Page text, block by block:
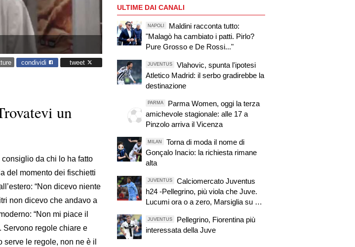
condividi
tweet
un
consiglio da chi lo ha fatto
del momento dei fischietti
“Non dicevo niente
non dicevo che andavo a
“Non mi piace il
Servono regole chiare e
le regole, non ne è il
ULTIME DAI CANALI
NAPOLI
Maldini racconta tutto:
"Malagò ha cambiato i patti. Pirlo?
Pure Grosso e De Rossi..."
JUVENTUS
Vlahovic, spunta l'ipotesi
Atletico Madrid: il serbo gradirebbe la
destinazione
PARMA
Parma Women, oggi la terza
amichevole stagionale: alle 17 a
Pinzolo arriva il Vicenza
MILAN
Torna di moda il nome di
Gonçalo Inacio: la richiesta rimane
alta
JUVENTUS
Calciomercato Juventus
h24 -Pellegrino, più viola che Juve.
Lucumi ora o a zero, Marsiglia su Di
Psg-Juve per il portiere. Avanza
Trubin
JUVENTUS
Pellegrino, Fiorentina più
interessata della Juve